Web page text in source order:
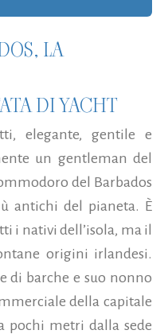
LA
DI YACHT
elegante, gentile e
un gentleman del
del Barbados
antichi del pianeta. È
i nativi dell’isola, ma il
origini irlandesi.
di barche e suo nonno
della capitale
pochi metri dalla sede